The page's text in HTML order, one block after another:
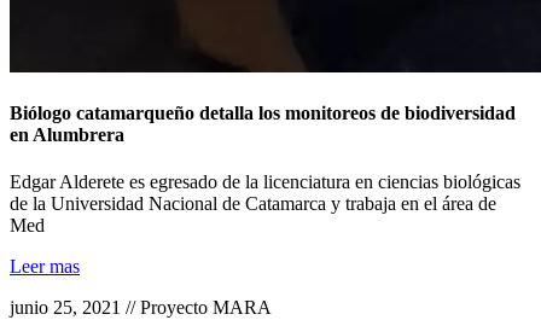
Biólogo catamarqueño detalla los monitoreos de biodiversidad
en Alumbrera
Edgar Alderete es egresado de la licenciatura en ciencias biológicas
de la Universidad Nacional de Catamarca y trabaja en el área de
Med
Leer mas
junio 25, 2021 // Proyecto MARA